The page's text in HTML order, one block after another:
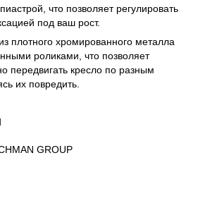
что позволяет регулировать
под ваш рост.
плотного хромированного металла
роликами, что позволяет
передвигать кресло по разным
их повредить.
GROUP